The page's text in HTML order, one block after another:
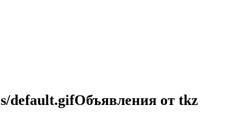
Объявления от tkz